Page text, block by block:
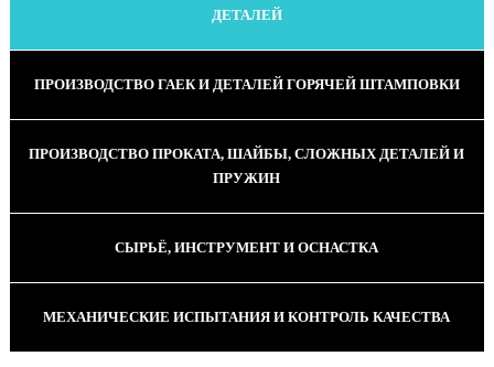
ДЕТАЛЕЙ
ПРОИЗВОДСТВО ГАЕК И ДЕТАЛЕЙ ГОРЯЧЕЙ ШТАМПОВКИ
ПРОИЗВОДСТВО ПРОКАТА, ШАЙБЫ, СЛОЖНЫХ ДЕТАЛЕЙ И
ПРУЖИН
СЫРЬЁ, ИНСТРУМЕНТ И ОСНАСТКА
МЕХАНИЧЕСКИЕ ИСПЫТАНИЯ И КОНТРОЛЬ КАЧЕСТВА